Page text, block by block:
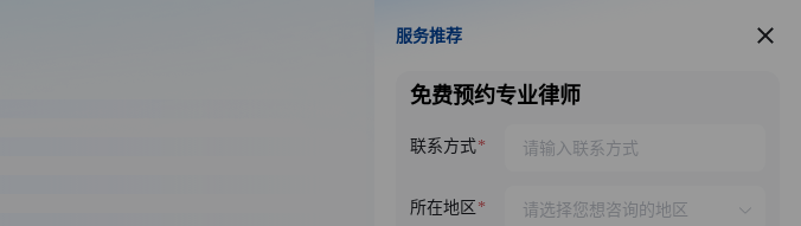
服务推荐
服务推荐
免费预约专业律师
联系方式
所在地区